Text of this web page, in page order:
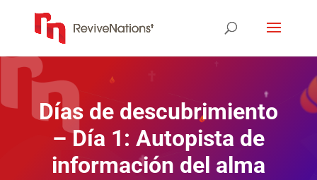
Días de descubrimiento
– Día 1: Autopista de
información del alma